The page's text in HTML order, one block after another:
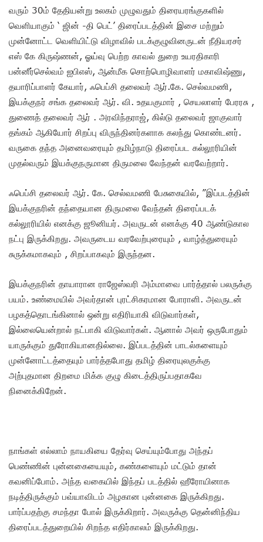
வரும் 30ம் தேதியன்று உலகம் முழுவதும் திரையரங்குகளில்
வெளியாகும் ‘ ஜின் -தி பெட்’ திரைப்படத்தின் இசை மற்றும்
முன்னோட்ட வெளியிட்டு விழாவில் படக்குழுவினருடன் நீதியரசர்
எஸ் கே கிருஷ்ணன், ஓய்வு பெற்ற காவல் துறை உயரதிகாரி
பன்னீர்செல்வம் ஐபிஎஸ், ஆன்மீக சொற்பொழிவாளர் மகாவிஷ்ணு,
தயாரிப்பாளர் கேயார், ஃபெப்சி தலைவர் ஆர்.கே. செல்வமணி,
இயக்குநர் சங்க தலைவர் ஆர். வி. உதயகுமார் , செயலாளர் பேரரசு ,
துணைத் தலைவர் ஆர் . அரவிந்தராஜ், கில்டு தலைவர் ஜாகுவார்
தங்கம் ஆகியோர் சிறப்பு விருந்தினர்களாக கலந்து கொண்டனர்.
வருகை தந்த அனைவரையும் தமிழ்நாடு திரைப்பட கல்லூரியின்
முதல்வரும் இயக்குநருமான திருமலை வேந்தன் வரவேற்றார்.
ஃபெப்சி தலைவர் ஆர். கே. செல்வமணி பேசுகையில், ”இப்படத்தின்
இயக்குநரின் தந்தையான திருமலை வேந்தன் திரைப்படக்
கல்லூரியில் எனக்கு ஜூனியர். அவருடன் எனக்கு 40 ஆண்டுகால
நட்பு இருக்கிறது. அவருடைய வரவேற்புரையும் , வாழ்த்துரையும்
சுருக்கமாகவும் , சிறப்பாகவும் இருந்தன.
இயக்குநரின் தாயாரான ராஜேஸ்வரி அம்மாவை பார்த்தால் பலருக்கு
பயம். உண்மையில் அவர்தான் புரட்சிகரமான போராளி. அவருடன்
பழகத்தொடங்கினால் ஒன்று எதிரியாகி விடுவார்கள்,
இல்லையென்றால் நட்பாகி விடுவார்கள். ஆனால் அவர் ஒருபோதும்
யாருக்கும் துரோகியானதில்லை. இப்படத்தின் பாடல்களையும்
முன்னோட்டத்தையும் பார்த்தபோது தமிழ் திரையுலகுக்கு
அற்புதமான திறமை மிக்க குழு கிடைத்திருப்பதாகவே
நினைக்கிறேன்.
நாங்கள் எல்லாம் நாயகியை தேர்வு செய்யும்போது அந்தப்
பெண்ணின் புன்னகையையும், கண்களையும் மட்டும் தான்
கவனிப்போம். அந்த வகையில் இந்தப் படத்தில் ஹீரோயினாக
நடித்திருக்கும் பவ்யாவிடம் அழகான புன்னகை இருக்கிறது.
பார்ப்பதற்கு சமந்தா போல் இருக்கிறார்.‌ அவருக்கு தென்னிந்திய
திரைப்படத்துறையில் சிறந்த எதிர்காலம் இருக்கிறது.